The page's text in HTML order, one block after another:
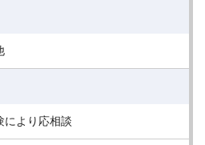
より応相談